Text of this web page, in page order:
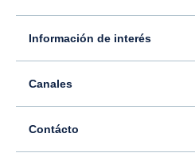
Información para inversionistas
Sala de prensa
Información de interés
Servicio - Atención al Consumidor
Canales
Ubíquenos
Contácto